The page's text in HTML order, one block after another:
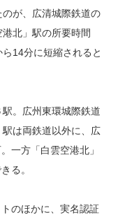
が、広清城際鉄道の
北」駅の所要時間
14分に短縮されると
。広州東環城際鉄道
は両鉄道以外に、広
一方「白雲空港北」
る。
のほかに、実名認証